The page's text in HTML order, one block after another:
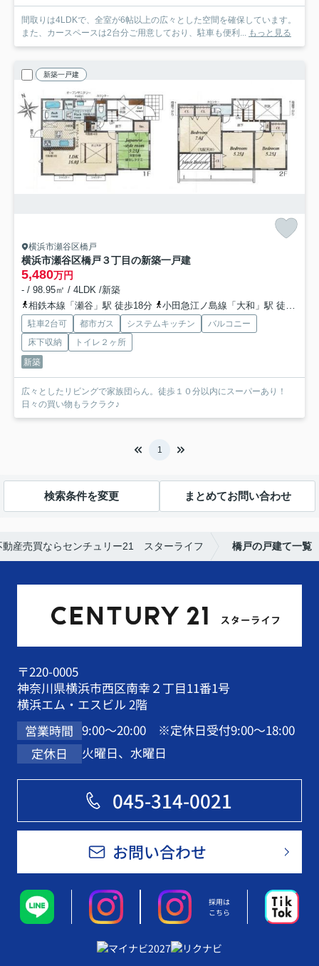
間取りは4LDKで、全室が6帖以上の広々とした空間を確保しています。
また、カースペースは2台分ご用意しており、駐車も便利...
もっと見る
新築一戸建
横浜市瀬谷区橋戸
横浜市瀬谷区橋戸３丁目の新築一戸建
5,480万円
- / 98.95㎡ / 4LDK /新築
相鉄本線「瀬谷」駅 徒歩18分
小田急江ノ島線「大和」駅 徒歩23分
駐車2台可 都市ガス システムキッチン
バルコニー
床下収納
トイレ２ヶ所
新築
広々としたリビングで家族団らん。徒歩１０分以内にスーパーあり！
日々の買い物もラクラク♪
1
検索条件を変更 まとめてお問い合わせ
動産売買ならセンチュリー21 スターライフ 橋戸の戸建て一覧
〒220-0005
神奈川県横浜市西区南幸２丁目11番1号
横浜エム・エスビル 2階
営業時間 9:00～20:00 ※定休日受付9:00～18:00
定休日
火曜日、水曜日
045-314-0021
お問い合わせ
採用は
こちら